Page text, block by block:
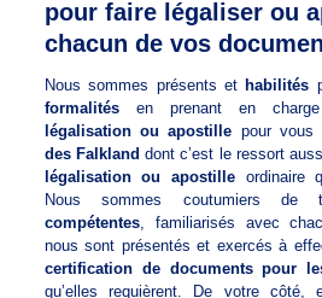
pour faire légaliser ou
chacun de vos
Nous sommes présents et habilités
formalitésen prenant en
légalisation ou apostille pour vous
des Falkland dont c’est le ressort
légalisation ou apostille ordinaire
Nous sommes coutumiers
compétentes, familiarisés avec
nous sont présentés et exercés à
certification de documents pour
qu’elles requièrent. De votre